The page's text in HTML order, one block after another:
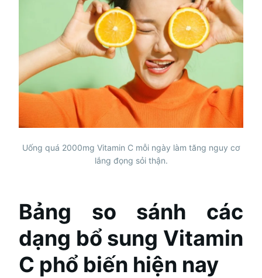
Uống quá 2000mg Vitamin C mỗi ngày làm tăng nguy cơ
lắng đọng sỏi thận.
Bảng so sánh các
dạng bổ sung Vitamin
C phổ biến hiện nay